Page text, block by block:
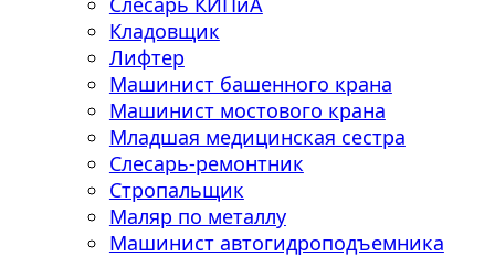
Кладовщик
Лифтер
Машинист башенного крана
Машинист мостового крана
Младшая медицинская сестра
Слесарь-ремонтник
Стропальщик
Маляр по металлу
Машинист автогидроподъемника